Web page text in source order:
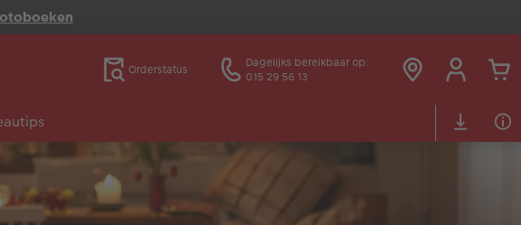
Orderstatus
Dagelijks bereikbaar op:
015 29 56 13